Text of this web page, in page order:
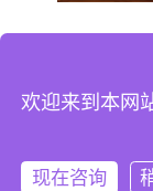
公司地址：广东省佛山
版权信息：©
欢迎来到本网
现在咨询